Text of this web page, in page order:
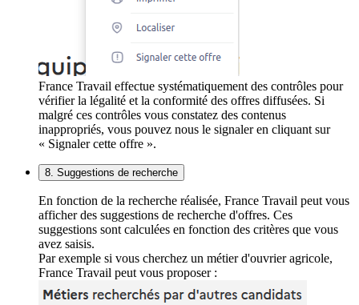
France Travail effectue systématiquement des contrôles pour
vérifier la légalité et la conformité des offres diffusées. Si
malgré ces contrôles vous constatez des contenus
inappropriés, vous pouvez nous le signaler en cliquant sur
« Signaler cette offre ».
8. Suggestions de recherche
En fonction de la recherche réalisée, France Travail peut vous
afficher des suggestions de recherche d'offres. Ces
suggestions sont calculées en fonction des critères que vous
avez saisis.
Par exemple si vous cherchez un métier d'ouvrier agricole,
France Travail peut vous proposer :